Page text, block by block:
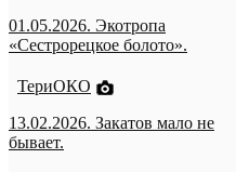
01.05.2026. Экотропа
«Сестрорецкое болото».
ТериОКО
13.02.2026. Закатов мало не
бывает.